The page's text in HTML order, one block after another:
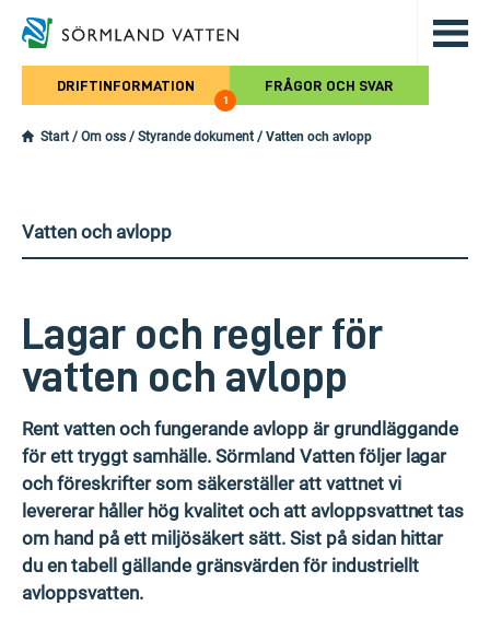
Hoppa till det huvudsakliga
DRIFTINFORMATION
1
FRÅGOR OCH SVAR
Start / Om oss / Styrande dokument / Vatten och avlopp
Vatten och avlopp
Lagar och regler för
vatten och avlopp
Rent vatten och fungerande avlopp är grundläggande
för ett tryggt samhälle. Sörmland Vatten följer lagar
och föreskrifter som säkerställer att vattnet vi
levererar håller hög kvalitet och att avloppsvattnet tas
om hand på ett miljösäkert sätt. Sist på sidan hittar
du en tabell gällande gränsvärden för industriellt
avloppsvatten.